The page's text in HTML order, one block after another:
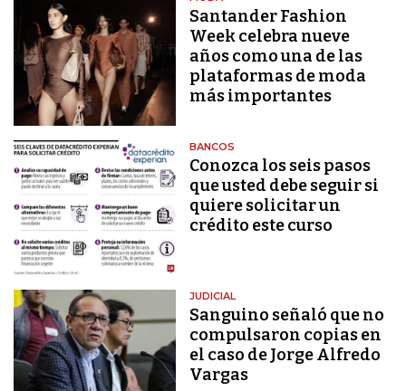
Santander Fashion
Week celebra nueve
años como una de las
plataformas de moda
más importantes
BANCOS
Conozca los seis pasos
que usted debe seguir si
quiere solicitar un
crédito este curso
JUDICIAL
Sanguino señaló que no
compulsaron copias en
el caso de Jorge Alfredo
Vargas